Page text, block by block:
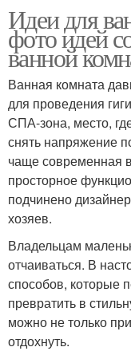
Идеи для
фото идей
ванной
Ванная комната
для проведения
СПА-зона, место,
снять напряжение
чаще современная
просторное
подчинено
хозяев.
Владельцам
отчаиваться. В
способов, которые
превратить в
можно не только
отдохнуть.